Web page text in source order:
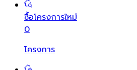
ซื้อโครงการใหม่
0
โครงการ